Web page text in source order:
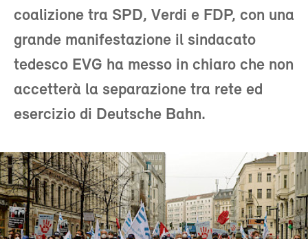
coalizione tra SPD, Verdi e FDP, con una
grande manifestazione il sindacato
tedesco EVG ha messo in chiaro che non
accetterà la separazione tra rete ed
esercizio di Deutsche Bahn.